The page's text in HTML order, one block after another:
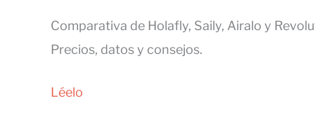
Comparativa de Holafly, Saily, Airalo y
Precios, datos y consejos.
La
Léelo